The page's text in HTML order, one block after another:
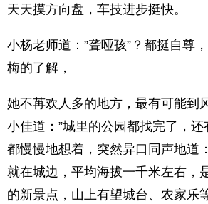
天天摸方向盘，车技进步挺快。
小杨老师道：”聋哑孩”？都挺自尊
梅的了解，
她不苒欢人多的地方，最有可能到
小佳道：”城里的公园都找完了，还
都慢慢地想着，突然异口同声地道
就在城边，平均海拔一千米左右，
的新景点，山上有望城台、农家乐